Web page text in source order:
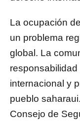
La ocupación
un problema
global. La
internacional y
pueblo
Consejo de